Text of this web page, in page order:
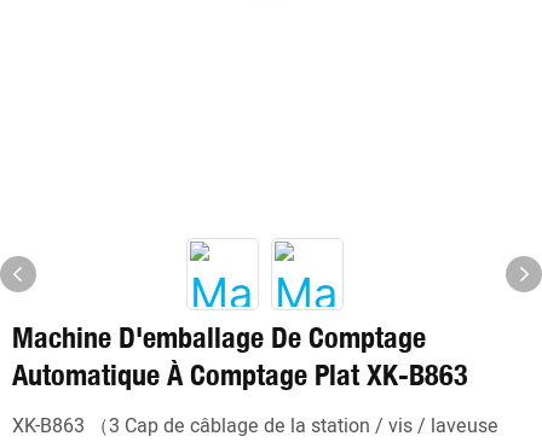
Machine D'emballage De Comptage
Automatique À Comptage Plat XK-B863
XK-B863 （3 Cap de câblage de la station / vis / laveuse